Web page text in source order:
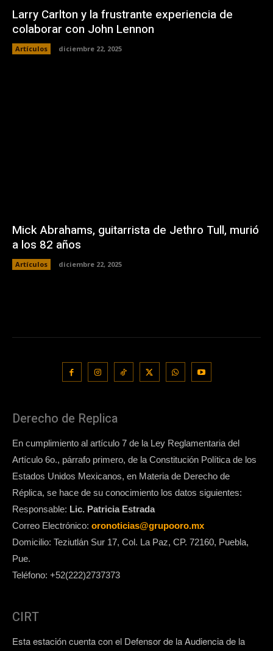
Larry Carlton y la frustrante experiencia de
colaborar con John Lennon
Artículos diciembre 22, 2025
Mick Abrahams, guitarrista de Jethro Tull, murió
a los 82 años
Artículos diciembre 22, 2025
Derecho de Replica
En cumplimiento al artículo 7 de la Ley Reglamentaria del
Artículo 6o., párrafo primero, de la Constitución Política de los
Estados Unidos Mexicanos, en Materia de Derecho de
Réplica, se hace de su conocimiento los datos siguientes:
Responsable: Lic. Patricia Estrada
Correo Electrónico: oronoticias@grupooro.mx
Domicilio: Teziutlán Sur 17, Col. La Paz, CP. 72160, Puebla,
Pue.
Teléfono: +52(222)2737373
CIRT
Esta estación cuenta con el Defensor de la Audiencia de la